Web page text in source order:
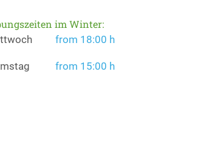
im Winter:
from 18:00 h
from 15:00 h